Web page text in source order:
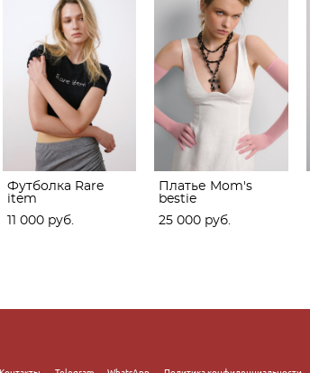
Футболка Rare
item
11 000 pуб.
Платье Mom's
bestie
25 000 pуб.